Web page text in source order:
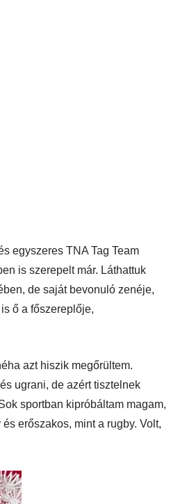
egyszeres TNA Tag Team
is szerepelt már. Láthattuk
de saját bevonuló zenéje,
ő a főszereplője,
azt hiszik megőrültem.
ugrani, de azért tisztelnek
sportban kipróbáltam magam,
erőszakos, mint a rugby. Volt,